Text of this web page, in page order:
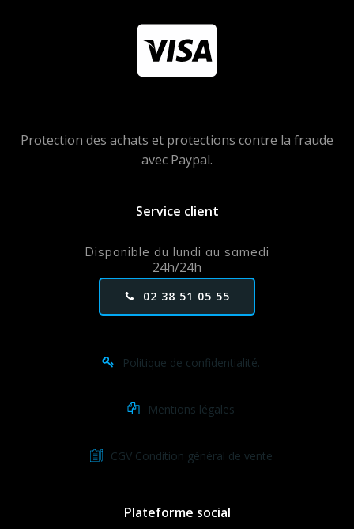
Protection des achats et protections contre la fraude
avec Paypal.
Service client
Disponible du lundi au samedi
24h/24h
02 38 51 05 55
Politique de confidentialité.
Mentions légales
CGV Condition général de vente
Plateforme social